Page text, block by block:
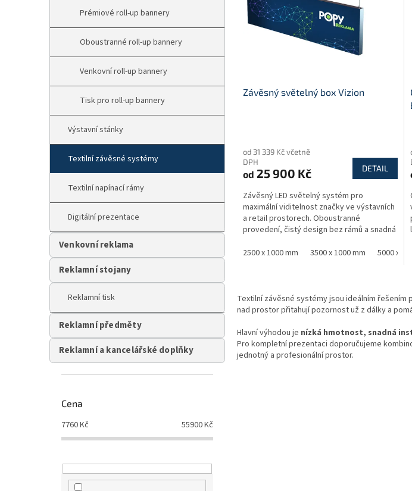
Prémiové roll-up bannery
Oboustranné roll-up bannery
Venkovní roll-up bannery
Tisk pro roll-up bannery
Výstavní stánky
Textilní závěsné systémy
Textilní napínací rámy
Digitální prezentace
Venkovní reklama
Reklamní stojany
Reklamní tisk
Reklamní předměty
Reklamní a kancelářské doplňky
Cena
7760Kč 55900Kč
Závěsný světelný box Vizion
produktu
je
5,0
5
hvězdiček.
od 31 339 Kč včetně
DPH
od 25 900 Kč DETAIL
Závěsný LED světelný systém pro
maximální viditelnost značky ve výstavních
a retail prostorech. Oboustranné
provedení, čistý design bez rámů a snadná
2500 x 1000 mm
3500 x 1000 mm 5000 x
Textilní závěsné systémy jsou ideálním řešením
nad prostor přitahují pozornost už z dálky a
Hlavní výhodou je nízká hmotnost, snadná
Pro kompletní prezentaci doporučujeme
jednotný a profesionální prostor.